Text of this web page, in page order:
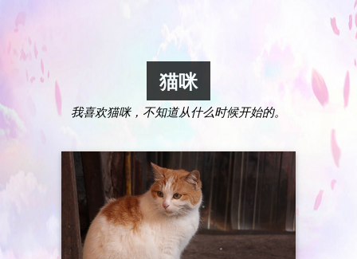
猫咪
我喜欢猫咪，不知道从什么时候开始的。